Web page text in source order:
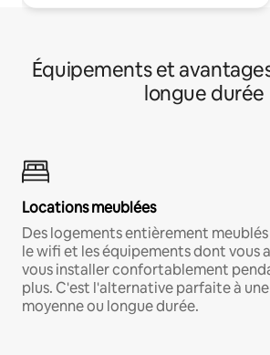
Équipements et
longue durée
Locations meublées
Des logements entièrement
le wifi et les équipements dont vous
vous installer confortablement
plus. C'est l'alternative parfaite à
moyenne ou longue durée.